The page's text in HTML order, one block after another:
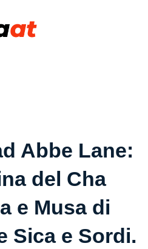
Abbe Lane:
del Cha
e Musa di
Sica e Sordi.